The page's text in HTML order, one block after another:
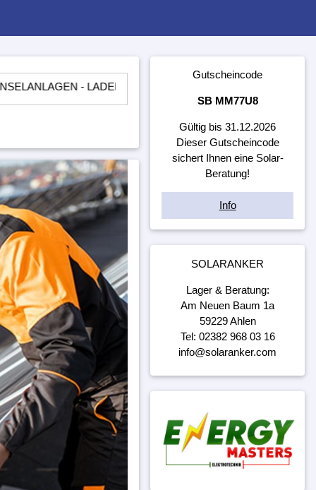
- LADEREGLER - BATTERIEN - WECHSELRICHTER -
Gutscheincode
SB MM77U8
Gültig bis 31.12.2026
Dieser Gutscheincode
sichert Ihnen eine Solar-
Beratung!
Info
SOLARANKER
Lager & Beratung:
Am Neuen Baum 1a
59229 Ahlen
Tel: 02382 968 03 16
info@solaranker.com